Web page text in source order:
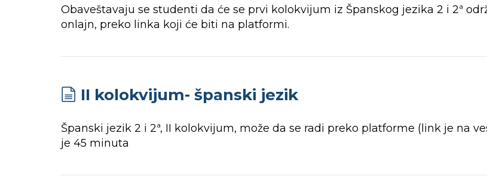
Obaveštavaju se studenti da će se prvi kolokvijum iz Španskog jezika 2 i 2ª
onlajn, preko linka koji će biti na platformi.
II kolokvijum- španski jezik
Španski jezik 2 i 2ª, II kolokvijum, može da se radi preko platforme (link je na
je 45 minuta